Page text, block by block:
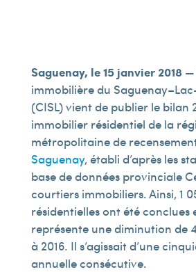
Saguenay, le 15 janvier 2018 —
immobilière du
(CISL) vient de publier le bilan
immobilier résidentiel de la
métropolitaine de
Saguenay, établi d’après les
base de données provinciale
courtiers immobiliers. Ainsi, 1
résidentielles ont été conclues
représente une diminution de
à 2016. Il s’agissait d’une
annuelle consécutive.